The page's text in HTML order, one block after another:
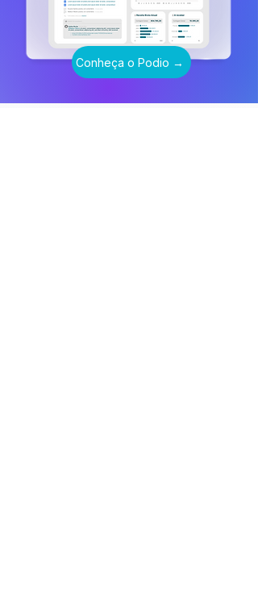
Conheça o Podio →